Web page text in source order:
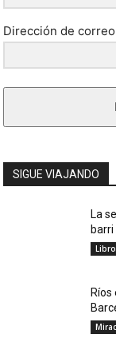
Dirección de
SIGUE VIAJANDO
La
barri